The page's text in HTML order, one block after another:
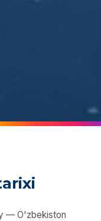
— O'zbekiston